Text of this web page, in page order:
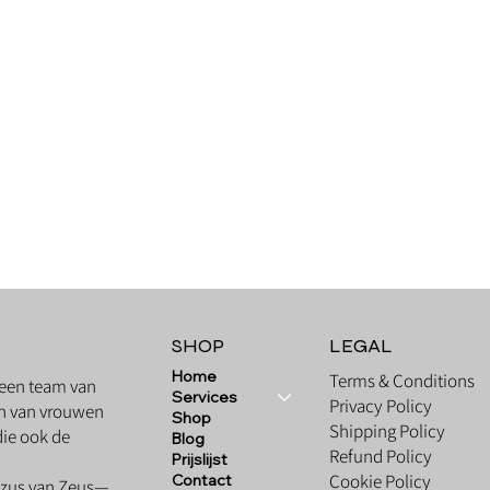
team van
van vrouwen
ook de
SHOP
Home
Services
Shop
Blog
Prijslijst
Contact
LEGAL
Terms & Conditions
Privacy Policy
Shipping Policy
Refund Policy
Cookie Policy